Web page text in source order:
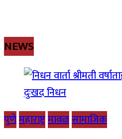
NEWS
पुणेमहाराष्ट्रमावळसामाजिक